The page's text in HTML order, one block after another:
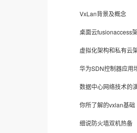
VxLan背景及概念
桌面云fusionaccess
虚拟化架构和私有云
华为SDN控制器应用
数据中心网络技术的
你所了解的vxlan基础
细说防火墙双机热备